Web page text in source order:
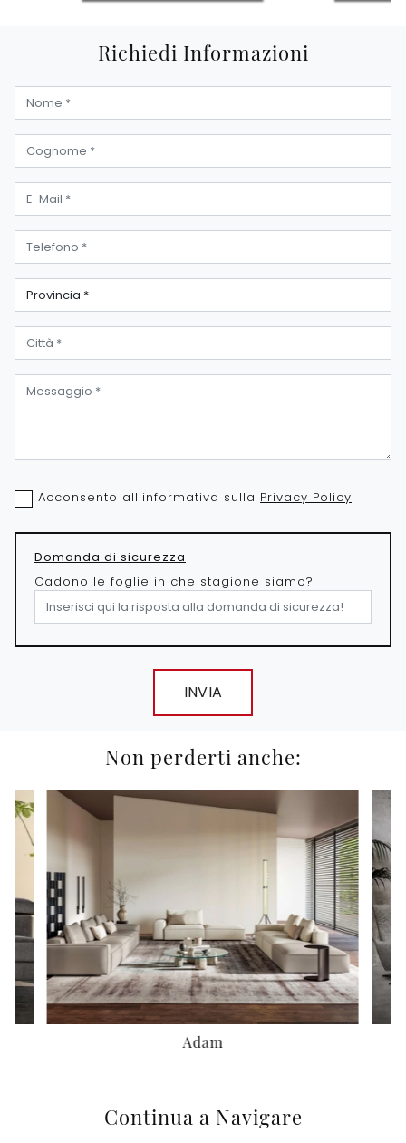
Richiedi Informazioni
Acconsento all'informativa sulla Privacy Policy
Domanda di sicurezza
Cadono le foglie in che stagione siamo?
INVIA
Non perderti anche:
Adam
Continua a Navigare